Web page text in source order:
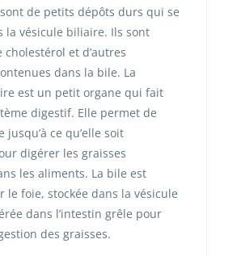
de petits dépôts durs qui se
la vésicule biliaire. Ils sont
et d’autres
dans la bile. La
est un petit organe qui fait
digestif. Elle permet de
jusqu’à ce qu’elle soit
digérer les graisses
les aliments. La bile est
le foie, stockée dans la vésicule
dans l’intestin grêle pour
des graisses.